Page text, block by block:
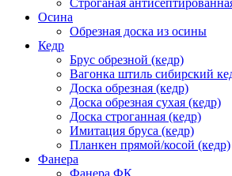
Строганая
Осина
Обрезная доска из осины
Кедр
Брус обрезной (кедр)
Вагонка штиль сибирский
Доска обрезная (кедр)
Доска обрезная сухая (кедр)
Доска строганная (кедр)
Имитация бруса (кедр)
Планкен прямой/косой (кедр)
Фанера
Фанера ФК